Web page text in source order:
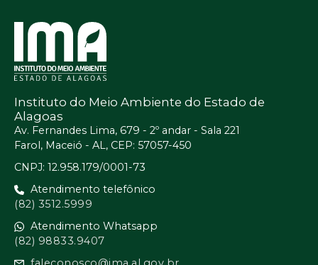
Instituto do Meio Ambiente do Estado de
Alagoas
Av. Fernandes Lima, 679 - 2º andar - Sala 221
Farol, Maceió - AL, CEP: 57057-450
CNPJ: 12.958.179/0001-73
Atendimento telefônico
(82) 3512.5999
Atendimento Whatsapp
(82) 98833.9407